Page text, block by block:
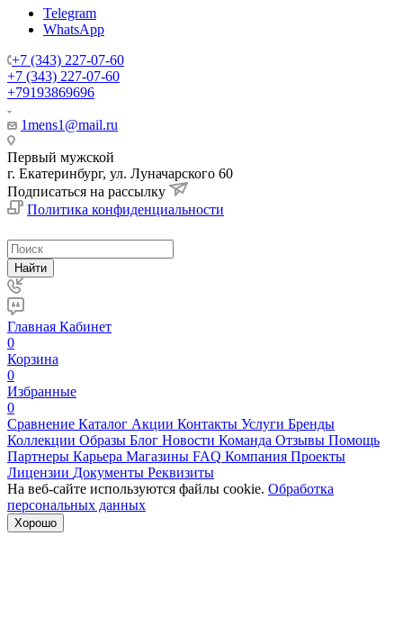
Telegram
WhatsApp
+7 (343) 227-07-60
+7 (343) 227-07-60
+79193869696
1mens1@mail.ru
Первый мужской
г. Екатеринбург, ул. Луначарского 60
Подписаться на рассылку
Политика конфиденциальности
Найти
Главная Кабинет
0
Корзина
0
Избранные
0
Сравнение Каталог Акции Контакты Услуги Бренды
Коллекции Образы Блог Новости Команда Отзывы Помощь
Партнеры Карьера Магазины FAQ Компания Проекты
Лицензии Документы Реквизиты
На веб-сайте используются файлы cookie. Обработка
персональных данных
Хорошо